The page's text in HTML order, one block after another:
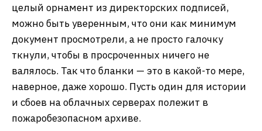
целый орнамент из директорских подписей,
можно быть уверенным, что они как минимум
документ просмотрели, а не просто галочку
ткнули, чтобы в просроченных ничего не
валялось. Так что бланки — это в какой-то мере,
наверное, даже хорошо. Пусть один для истории
и сбоев на облачных серверах полежит в
пожаробезопасном архиве.